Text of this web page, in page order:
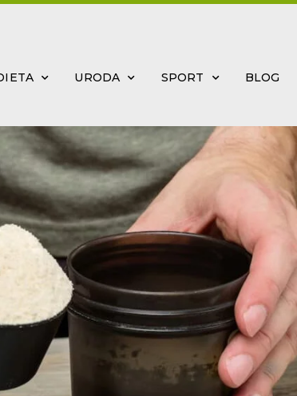
URODA SPORT BLOG